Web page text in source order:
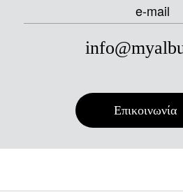
e-mail
Επικοινωνία